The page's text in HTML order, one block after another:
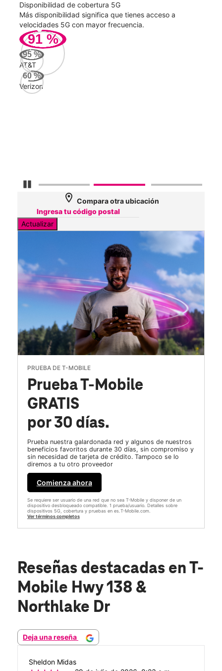
Detener carrusel
Disponibilidad de cobertura 5G
Más disponibilidad significa que tienes acceso a
velocidades 5G con mayor frecuencia.
91 %
95 %
AT&T
60%
Verizon
location_on Compara otra ubicación
Actualizar
PRUEBA DE T-MOBILE
Prueba T-Mobile
GRATIS
por 30 días.
Prueba nuestra galardonada red y algunos de nuestros
beneficios favoritos durante 30 días, sin compromiso y
sin necesidad de tarjeta de crédito. Tampoco se lo
diremos a tu otro proveedor
Comienza ahora
Se requiere ser usuario de una red que no sea T-Mobile y disponer de un
dispositivo desbloqueado compatible. 1 prueba/usuario. Detalles sobre
dispositivos 5G, cobertura y pruebas en es.T-Mobile.com.
Ver términos completos
Reseñas destacadas en T-
Mobile Hwy 138 &
Northlake Dr
Deja una reseña
Sheldon Midas